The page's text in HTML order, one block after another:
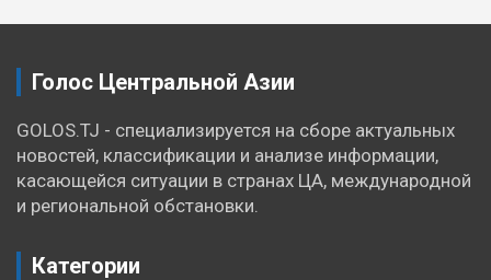
Голос Центральной Азии
GOLOS.TJ - специализируется на сборе актуальных
новостей, классификации и анализе информации,
касающейся ситуации в странах ЦА, международной
и региональной обстановки.
Категории